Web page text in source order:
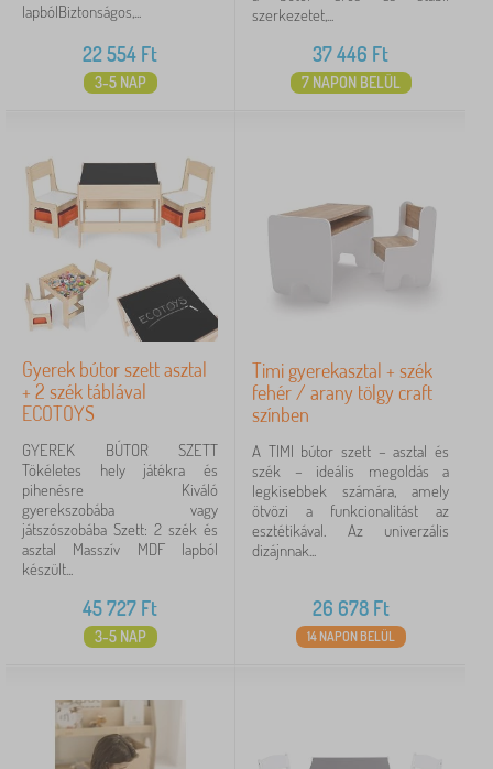
lapbólBiztonságos,...
22 554 Ft
3-5 NAP
szerkezetet,...
37 446 Ft
7 NAPON BELÜL
Gyerek bútor szett asztal
+ 2 szék táblával
ECOTOYS
GYEREK BÚTOR SZETT
Tökéletes hely játékra és
pihenésre Kiváló
gyerekszobába vagy
játszószobába Szett: 2 szék és
asztal Masszív MDF lapból
készült...
45 727 Ft
3-5 NAP
Timi gyerekasztal + szék
fehér / arany tölgy craft
színben
A TIMI bútor szett – asztal és
szék – ideális megoldás a
legkisebbek számára, amely
ötvözi a funkcionalitást az
esztétikával. Az univerzális
dizájnnak...
26 678Ft
14 NAPON BELÜL